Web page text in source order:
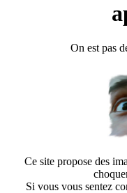
On est pas
Ce site propose des
Si vous vous sentez